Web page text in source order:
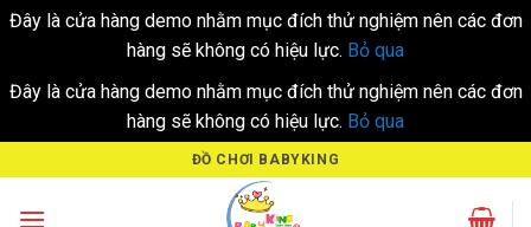
Đây là cửa hàng demo nhằm mục đích thử nghiệm nên các đơn
hàng sẽ không có hiệu lực. Bỏ qua
Đây là cửa hàng demo nhằm mục đích thử nghiệm nên các đơn
hàng sẽ không có hiệu lực. Bỏ qua
to
content
ĐỒ CHƠI BABYKING